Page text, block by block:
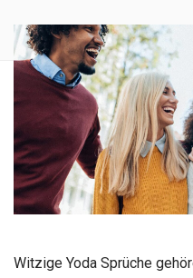
Witzige Yoda Sprüche